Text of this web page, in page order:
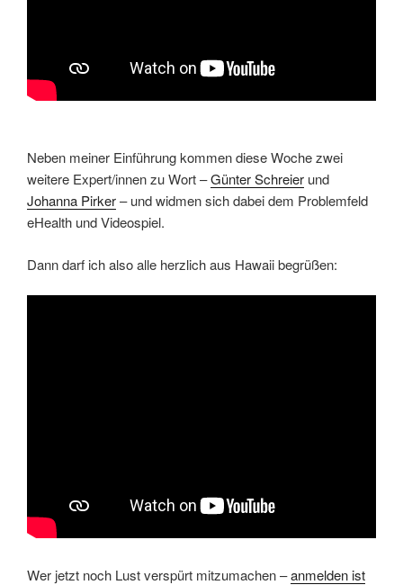
Neben meiner Einführung kommen diese Woche zwei
weitere Expert/innen zu Wort –Günter Schreier und
Johanna Pirker– und widmen sich dabei dem Problemfeld
eHealth und Videospiel.
Dann darf ich also alle herzlich aus Hawaii begrüßen:
Wer jetzt noch Lust verspürt mitzumachen –anmelden ist